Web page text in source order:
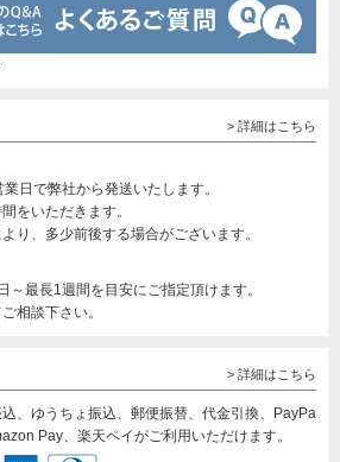
> 詳細はこちら
日で弊社から発送いたします。
をいただきます。
り、多少前後する場合がございます。
～最長1週間を目安にご指定頂けます。
相談下さい。
> 詳細はこちら
、ゆうちょ振込、郵便振替、代金引換、PayPa
Pay、楽天ペイがご利用いただけます。